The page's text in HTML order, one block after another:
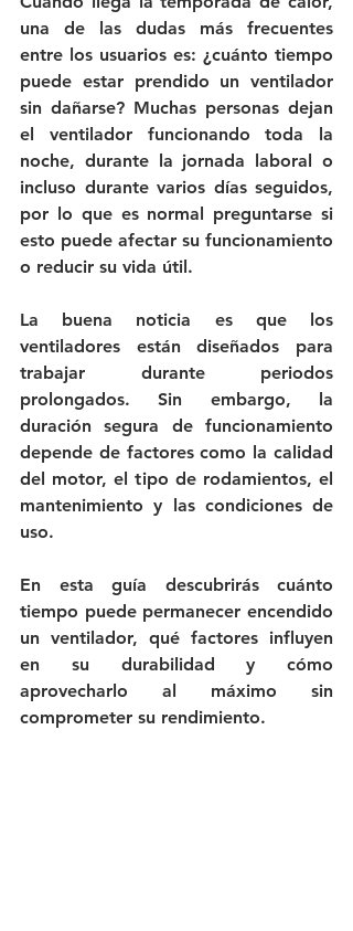
una de las dudas más frecuentes
entre los usuarios es: ¿cuánto tiempo
puede estar prendido un ventilador
sin dañarse? Muchas personas dejan
el ventilador funcionando toda la
noche, durante la jornada laboral o
incluso durante varios días seguidos,
por lo que es normal preguntarse si
esto puede afectar su funcionamiento
o reducir su vida útil.
La buena noticia es que los
ventiladores están diseñados para
trabajar durante periodos
prolongados. Sin embargo, la
duración segura de funcionamiento
depende de factores como la calidad
del motor, el tipo de rodamientos, el
mantenimiento y las condiciones de
uso.
En esta guía descubrirás cuánto
tiempo puede permanecer encendido
un ventilador, qué factores influyen
en su durabilidad y cómo
aprovecharlo al máximo sin
comprometer su rendimiento.